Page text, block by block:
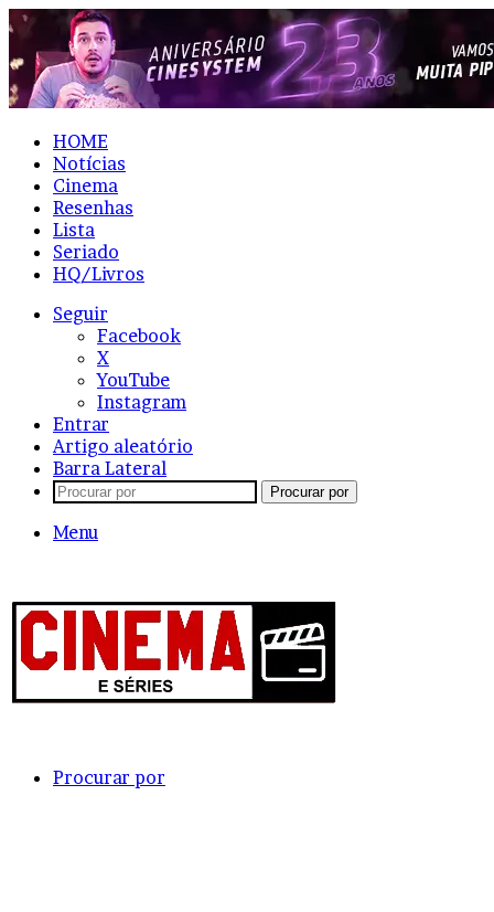
HOME
Notícias
Cinema
Resenhas
Lista
Seriado
HQ/Livros
Seguir
Facebook
X
YouTube
Instagram
Entrar
Artigo aleatório
Barra Lateral
Procurar por
Menu
Procurar por